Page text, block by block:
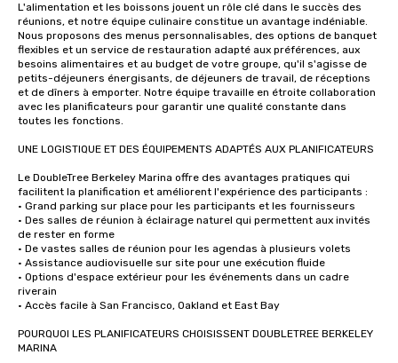
L'alimentation et les boissons jouent un rôle clé dans le succès des
réunions, et notre équipe culinaire constitue un avantage indéniable.
Nous proposons des menus personnalisables, des options de banquet
flexibles et un service de restauration adapté aux préférences, aux
besoins alimentaires et au budget de votre groupe, qu'il s'agisse de
petits-déjeuners énergisants, de déjeuners de travail, de réceptions
et de dîners à emporter. Notre équipe travaille en étroite collaboration
avec les planificateurs pour garantir une qualité constante dans
toutes les fonctions.
UNE LOGISTIQUE ET DES ÉQUIPEMENTS ADAPTÉS AUX PLANIFICATEURS
Le DoubleTree Berkeley Marina offre des avantages pratiques qui
facilitent la planification et améliorent l'expérience des participants :
• Grand parking sur place pour les participants et les fournisseurs
• Des salles de réunion à éclairage naturel qui permettent aux invités
de rester en forme
• De vastes salles de réunion pour les agendas à plusieurs volets
• Assistance audiovisuelle sur site pour une exécution fluide
• Options d'espace extérieur pour les événements dans un cadre
riverain
• Accès facile à San Francisco, Oakland et East Bay
POURQUOI LES PLANIFICATEURS CHOISISSENT DOUBLETREE BERKELEY
MARINA